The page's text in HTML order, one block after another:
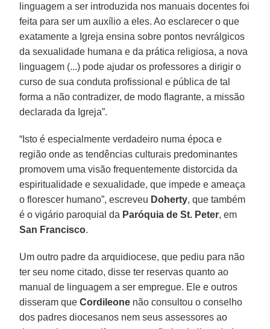
linguagem a ser introduzida nos manuais docentes foi
feita para ser um auxílio a eles. Ao esclarecer o que
exatamente a Igreja ensina sobre pontos nevrálgicos
da sexualidade humana e da prática religiosa, a nova
linguagem (...) pode ajudar os professores a dirigir o
curso de sua conduta profissional e pública de tal
forma a não contradizer, de modo flagrante, a missão
declarada da Igreja”.
“Isto é especialmente verdadeiro numa época e
região onde as tendências culturais predominantes
promovem uma visão frequentemente distorcida da
espiritualidade e sexualidade, que impede e ameaça
o florescer humano”, escreveu Doherty, que também
é o vigário paroquial da Paróquia de St. Peter, em
San Francisco.
Um outro padre da arquidiocese, que pediu para não
ter seu nome citado, disse ter reservas quanto ao
manual de linguagem a ser empregue. Ele e outros
disseram queCordileone não consultou o conselho
dos padres diocesanos nem seus assessores ao